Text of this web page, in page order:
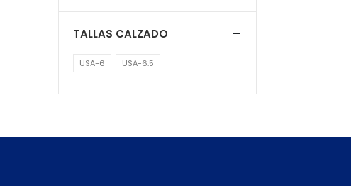
TALLAS CALZADO
USA-6 USA-6.5